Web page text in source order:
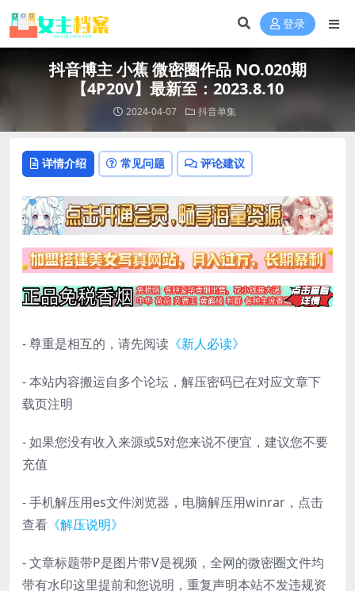
登录
抖音博主 小蕉 微密圈作品 NO.020期
【4P20V】最新至：2023.8.10
2024-04-07 抖音单集
详情介绍 常见问题 评论建议
- 尊重是相互的，请先阅读 《新人必读》
- 本站内容搬运自多个论坛，解压密码已在对应文章下
载页注明
- 如果您没有收入来源或5对您来说不便宜，建议您不要
充值
- 手机解压用es文件浏览器，电脑解压用winrar，点击
查看 《解压说明》
- 文章标题带P是图片带V是视频，全网的微密圈文件均
带有水印这里提前和您说明，重复声明本站不发违规资